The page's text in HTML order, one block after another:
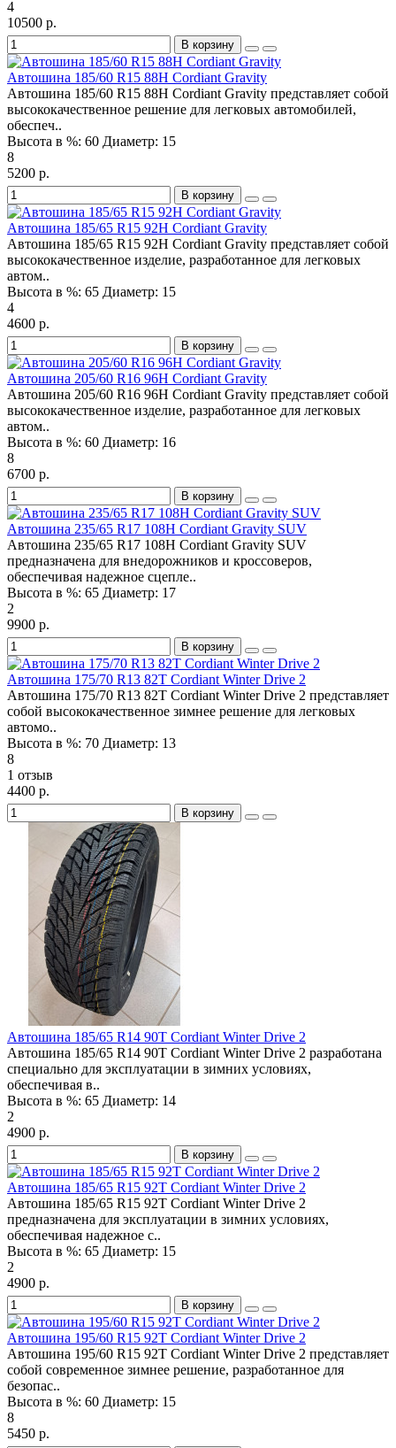
4
10500 р.
В корзину
Автошина 185/60 R15 88H Cordiant Gravity
Автошина 185/60 R15 88H Cordiant Gravity представляет собой
высококачественное решение для легковых автомобилей,
обеспеч..
Высота в %: 60 Диаметр: 15
8
5200 р.
В корзину
Автошина 185/65 R15 92H Cordiant Gravity
Автошина 185/65 R15 92H Cordiant Gravity представляет собой
высококачественное изделие, разработанное для легковых
автом..
Высота в %: 65 Диаметр: 15
4
4600 р.
В корзину
Автошина 205/60 R16 96H Cordiant Gravity
Автошина 205/60 R16 96H Cordiant Gravity представляет собой
высококачественное изделие, разработанное для легковых
автом..
Высота в %: 60 Диаметр: 16
8
6700 р.
В корзину
Автошина 235/65 R17 108H Cordiant Gravity SUV
Автошина 235/65 R17 108H Cordiant Gravity SUV
предназначена для внедорожников и кроссоверов,
обеспечивая надежное сцепле..
Высота в %: 65 Диаметр: 17
2
9900 р.
В корзину
Автошина 175/70 R13 82T Cordiant Winter Drive 2
Автошина 175/70 R13 82T Cordiant Winter Drive 2 представляет
собой высококачественное зимнее решение для легковых
автомо..
Высота в %: 70 Диаметр: 13
8
1 отзыв
4400 р.
В корзину
Автошина 185/65 R14 90T Cordiant Winter Drive 2
Автошина 185/65 R14 90T Cordiant Winter Drive 2 разработана
специально для эксплуатации в зимних условиях,
обеспечивая в..
Высота в %: 65 Диаметр: 14
2
4900 р.
В корзину
Автошина 185/65 R15 92T Cordiant Winter Drive 2
Автошина 185/65 R15 92T Cordiant Winter Drive 2
предназначена для эксплуатации в зимних условиях,
обеспечивая надежное с..
Высота в %: 65 Диаметр: 15
2
4900 р.
В корзину
Автошина 195/60 R15 92T Cordiant Winter Drive 2
Автошина 195/60 R15 92T Cordiant Winter Drive 2 представляет
собой современное зимнее решение, разработанное для
безопас..
Высота в %: 60 Диаметр: 15
8
5450 р.